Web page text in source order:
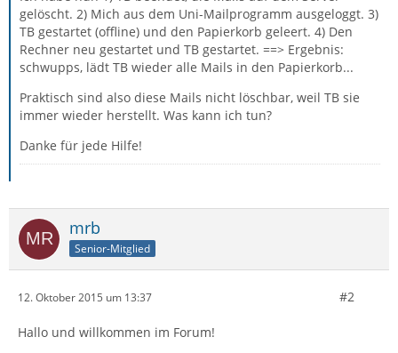
gelöscht. 2) Mich aus dem Uni-Mailprogramm ausgeloggt. 3)
TB gestartet (offline) und den Papierkorb geleert. 4) Den
Rechner neu gestartet und TB gestartet. ==> Ergebnis:
schwupps, lädt TB wieder alle Mails in den Papierkorb...
Praktisch sind also diese Mails nicht löschbar, weil TB sie
immer wieder herstellt. Was kann ich tun?
Danke für jede Hilfe!
mrb
Senior-Mitglied
12. Oktober 2015 um 13:37 #2
Hallo und willkommen im Forum!